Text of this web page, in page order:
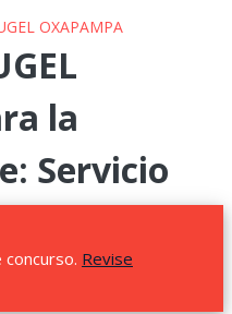
OXAPAMPA
la
Servicio
Revise